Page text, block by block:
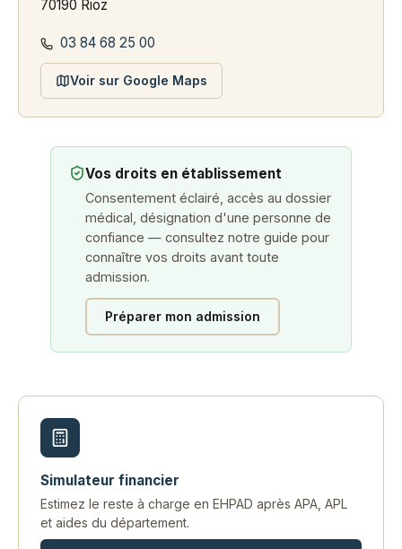
70190 Rioz
03 84 68 25 00
Voir sur Google Maps
Vos droits en établissement
Consentement éclairé, accès au dossier
médical, désignation d'une personne de
confiance — consultez notre guide pour
connaître vos droits avant toute
admission.
Préparer mon admission
Simulateur financier
Estimez le reste à charge en EHPAD après APA, APL
et aides du département.